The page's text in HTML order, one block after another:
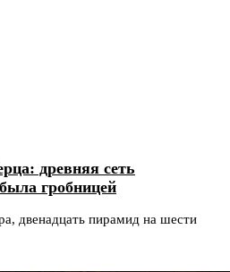
древняя сеть
гробницей
двенадцать пирамид на шести